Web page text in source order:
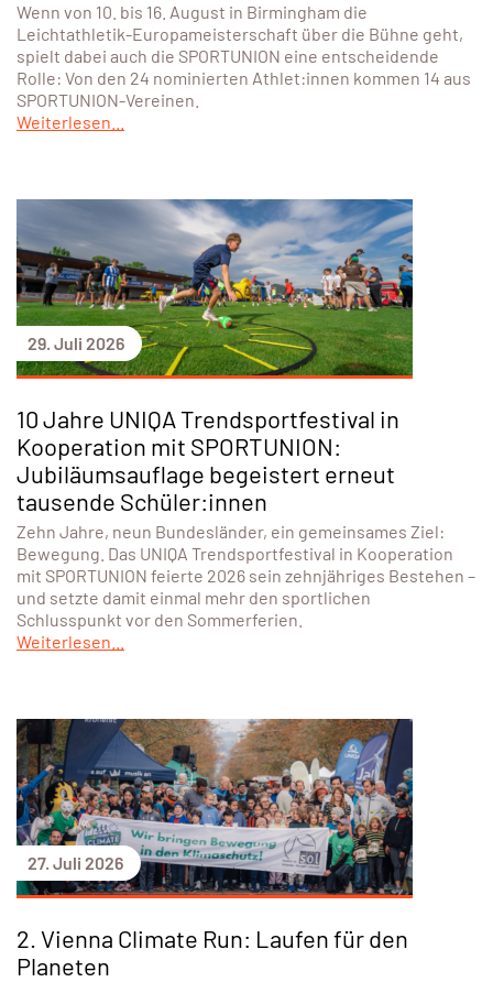
Wenn von 10. bis 16. August in Birmingham die
Leichtathletik-Europameisterschaft über die Bühne geht,
spielt dabei auch die SPORTUNION eine entscheidende
Rolle: Von den 24 nominierten Athlet:innen kommen 14 aus
SPORTUNION-Vereinen.
Weiterlesen...
29. Juli 2026
10 Jahre UNIQA Trendsportfestival in
Kooperation mit SPORTUNION:
Jubiläumsauflage begeistert erneut
tausende Schüler:innen
Zehn Jahre, neun Bundesländer, ein gemeinsames Ziel:
Bewegung. Das UNIQA Trendsportfestival in Kooperation
mit SPORTUNION feierte 2026 sein zehnjähriges Bestehen –
und setzte damit einmal mehr den sportlichen
Schlusspunkt vor den Sommerferien.
Weiterlesen...
27. Juli 2026
2. Vienna Climate Run: Laufen für den
Planeten